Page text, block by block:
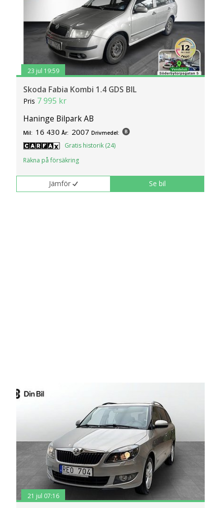
23 jul 19:59
Skoda Fabia Kombi 1.4 GDS BIL
Pris 7 995 kr
Haninge Bilpark AB
Mil: 16 430 År: 2007 Drivmedel:
Gratis historik (24)
Räkna på försäkring
Jämför Se bil
21 jul 07:16